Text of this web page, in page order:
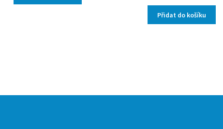
Přidat do košíku